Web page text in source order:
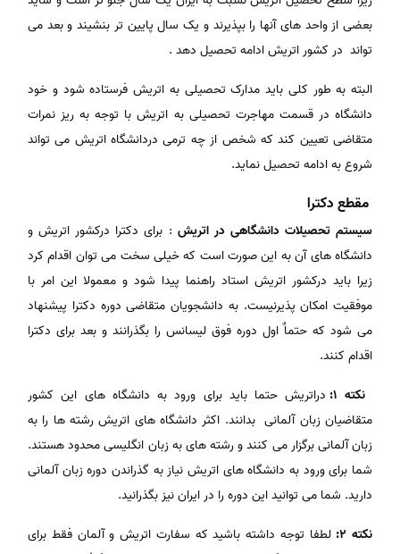
بعضی از واحد های آنها را بپذیرند و یک سال پایین تر بنشیند و بعد می
تواند در کشور اتریش ادامه تحصیل دهد .
البته به طور کلی باید مدارک تحصیلی به اتریش فرستاده شود و خود
دانشگاه در قسمت مهاجرت تحصیلی به اتریش با توجه به ریز نمرات
متقاضی تعیین کند که شخص از چه ترمی دردانشگاه اتریش می تواند
شروع به ادامه تحصیل نماید.
مقطع دکترا
سیستم تحصیلات دانشگاهی در اتریش : برای دکترا درکشور اتریش و
دانشگاه های آن به این صورت است که خیلی سخت می توان اقدام کرد
زیرا باید درکشور اتریش استاد راهنما پیدا شود و معمولا این امر با
موفقیت امکان پذیرنیست. به دانشجویان متقاضی دوره دکترا پیشنهاد
می شود که حتماٌ اول دوره فوق لیسانس را بگذرانند و بعد برای دکترا
اقدام کنند.
نکته 1:
دراتریش حتما باید برای ورود به دانشگاه های این کشور
متقاضیان زبان آلمانی بدانند. اکثر دانشگاه های اتریش رشته ها را به
زبان آلمانی برگزار می کنند و رشته های به زبان انگلیسی محدود هستند.
شما برای ورود به دانشگاه های اتریش نیاز به گذراندن دوره زبان آلمانی
دارید. شما می توانید این دوره را در ایران نیز بگذرانید.
نکته 2:
لطفا توجه داشته باشید که سفارت اتریش و آلمان فقط برای